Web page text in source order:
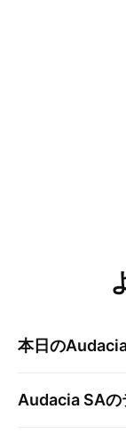
本日の
Audacia SAの